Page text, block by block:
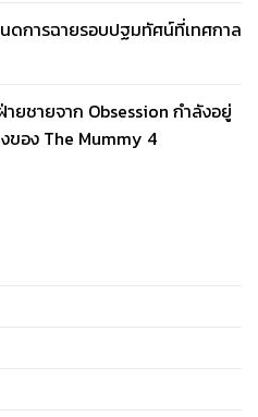
ดการฉายรอบปฐมทัศน์ที่เทศกาล
ยชายจาก Obsession กำลังอยู่
ของ The Mummy 4